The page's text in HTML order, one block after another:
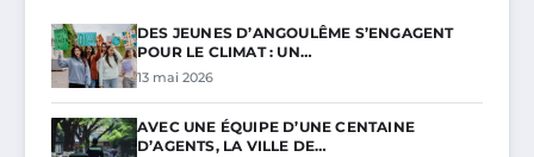
DES JEUNES D’ANGOULÊME S’ENGAGENT
POUR LE CLIMAT : UN…
13 mai 2026
AVEC UNE ÉQUIPE D’UNE CENTAINE
D’AGENTS, LA VILLE DE…